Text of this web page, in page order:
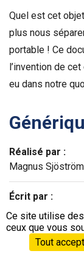
Quel est cet
plus nous
portable ! Ce
l’invention de
eu dans notre
Réalisé par :
Magnus Sjöström
Écrit par :
Magnus Sjöström
© The Swedish
Ce site utilise
ceux que vous
Tout